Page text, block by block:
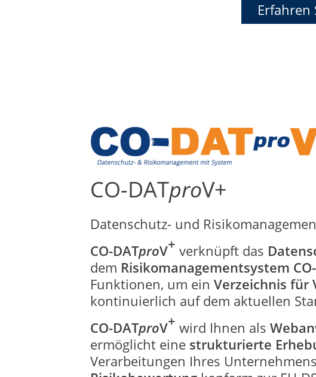
Erfahren
CO-DATproV+
Datenschutz- und
CO-DATproV+ verknüpft das
dem Risikomanagementsystem CO-
Funktionen, um ein Verzeichnis für
kontinuierlich auf dem aktuellen
CO-DATproV+ wird Ihnen als
ermöglicht eine strukturierte
Verarbeitungen Ihres